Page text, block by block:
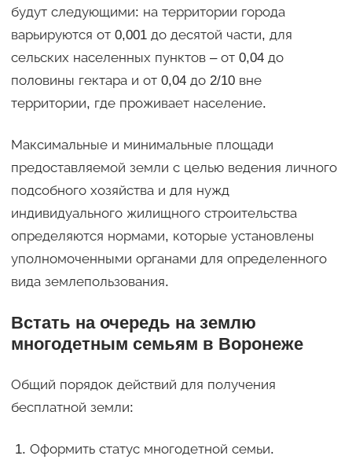
будут следующими: на территории города
варьируются от 0,001 до десятой части, для
сельских населенных пунктов – от 0,04 до
половины гектара и от 0,04 до 2/10 вне
территории, где проживает население.
Максимальные и минимальные площади
предоставляемой земли с целью ведения личного
подсобного хозяйства и для нужд
индивидуального жилищного строительства
определяются нормами, которые установлены
уполномоченными органами для определенного
вида землепользования.
Встать на очередь на землю
многодетным семьям в Воронеже
Общий порядок действий для получения
бесплатной земли:
Оформить статус многодетной семьи.